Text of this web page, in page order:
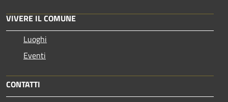
VIVERE IL COMUNE
Luoghi
Eventi
CONTATTI